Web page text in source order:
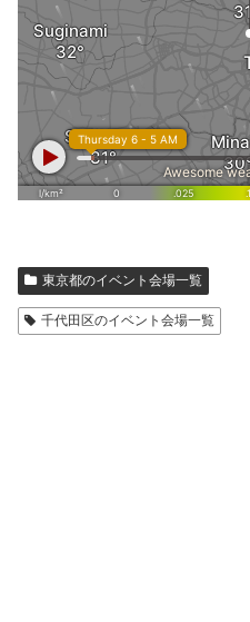
東京都のイベント会場一覧
千代田区のイベント会場一覧